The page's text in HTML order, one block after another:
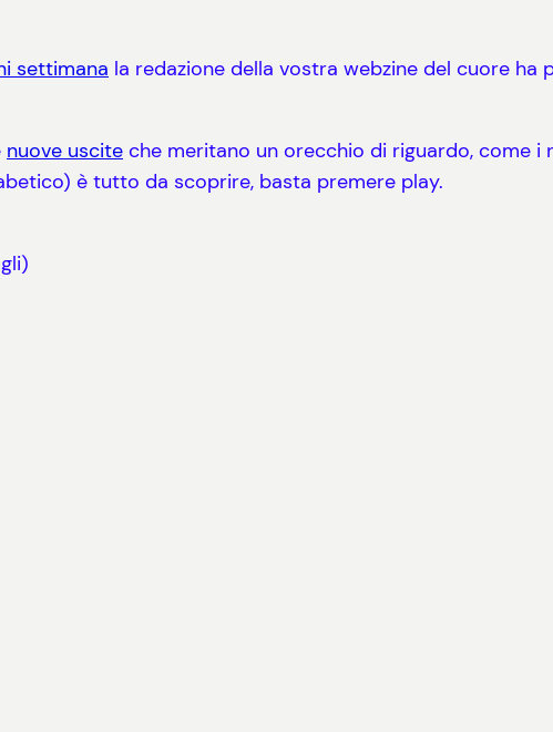
settimana la redazione della vostra webzine del cuore
nuove uscite che meritano un orecchio di riguardo, come i
è tutto da scoprire, basta premere play.